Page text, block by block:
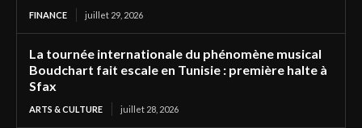
FINANCE juillet 29, 2026
La tournée internationale du phénomène musical
Boudchart fait escale en Tunisie : première halte à
Sfax
ARTS & CULTURE juillet 28, 2026